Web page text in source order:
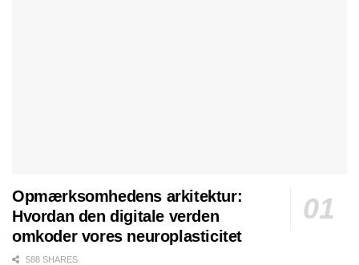
Opmærksomhedens arkitektur:
Hvordan den digitale verden
omkoder vores neuroplasticitet
588 SHARES